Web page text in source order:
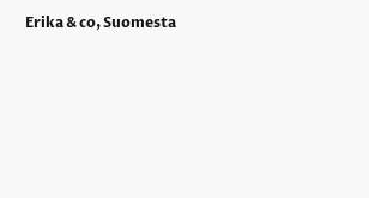
Erika & co, Suomesta